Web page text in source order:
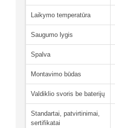
Laikymo temperatūra
Saugumo lygis
Spalva
Montavimo būdas
Valdiklio svoris be baterijų
Standartai, patvirtinimai,
sertifikatai